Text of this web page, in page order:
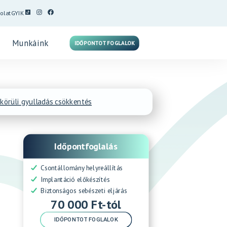
GYIK
Munkáink IDŐPONTOT FOGLALOK
gyulladás csökkentés
Időpontfoglalás
Csontállomány helyreállítás
Implantáció előkészítés
Biztonságos sebészeti eljárás
70 000 Ft-tól
IDŐPONTOT FOGLALOK